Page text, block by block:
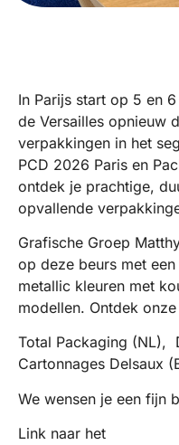
In Parijs start op 5 en
de Versailles opnieuw
verpakkingen in het
PCD 2026 Paris en
ontdek je prachtige,
opvallende
Grafische Groep
op deze beurs met
metallic kleuren met
modellen. Ontdek
Total Packaging (NL),
Cartonnages Delsaux
We wensen je een fijn
Link naar het